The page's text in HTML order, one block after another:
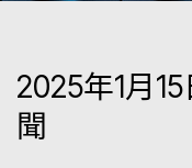
2025年1月
聞